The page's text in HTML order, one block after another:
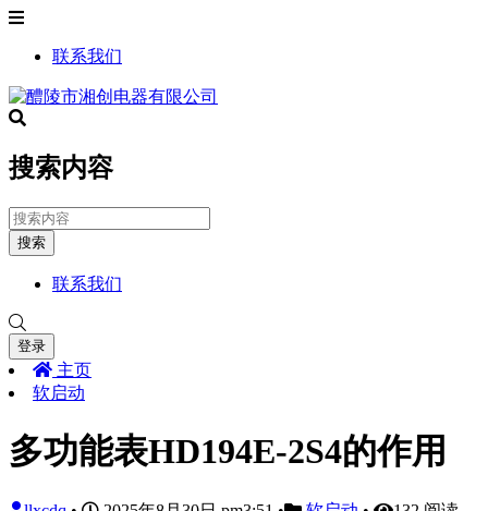
联系我们
搜索内容
搜索
联系我们
登录
主页
软启动
多功能表HD194E-2S4的作用